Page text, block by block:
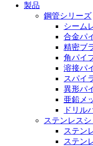
製品
鋼管シリーズ
シーム
合金パ
精密ブ
角パイ
溶接パ
スパイ
異形パ
亜鉛メ
ドリル
ステンレス
ステン
ステン